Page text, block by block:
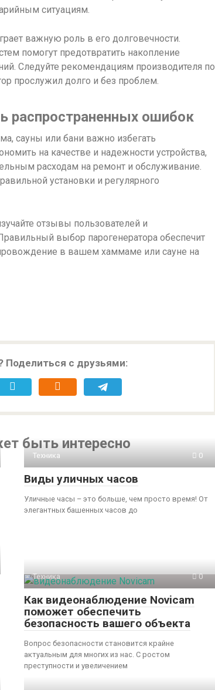
ситуациям.
важную роль в его долговечности.
помогут предотвратить накопление
Следуйте рекомендациям производителя по
прослужил долго и без проблем.
распространенных ошибок
сауны или бани важно избегать
на качестве и надежности устройства,
расходам на ремонт и обслуживание.
установки и регулярного
отзывы пользователей и
выбор парогенератора обеспечит
в вашем хаммаме или сауне на
Поделиться с друзьями:
быть интересно
Техника 0
Виды уличных часов
Уличные часы – это больше, чем просто время! От
элегантных башенных часов до
Техника 0
Как видеонаблюдение Novicam
поможет обеспечить
безопасность вашего объекта
Вопрос безопасности становится крайне
актуальным для многих из нас. С ростом
преступности и увеличением